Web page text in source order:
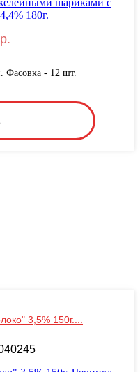
Фасовка - 12 шт.
3,5% 150г....